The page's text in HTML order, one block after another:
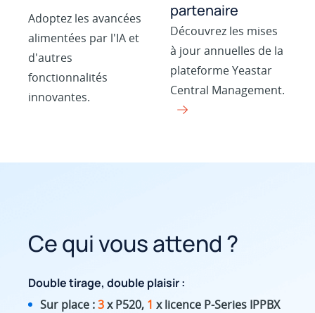
Adoptez les avancées
alimentées par l'IA et
d'autres
fonctionnalités
innovantes.
partenaire
Découvrez les mises
à jour annuelles de la
plateforme Yeastar
Central Management.
Ce qui vous attend ?
Double tirage, double plaisir :
Sur place :3 x P520, 1 x licence P-Series IPPBX